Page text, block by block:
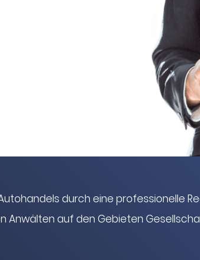
durch eine professionelle
Anwälten auf den Gebieten